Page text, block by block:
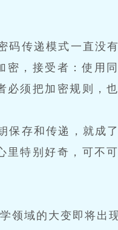
码传递模式一直没
，接受者：使用
须把加密规则，
保存和传递，就成
特别好奇，可不
领域的大变即将出